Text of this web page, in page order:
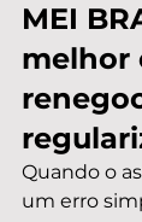
MEI
melhor
Quando o
um erro